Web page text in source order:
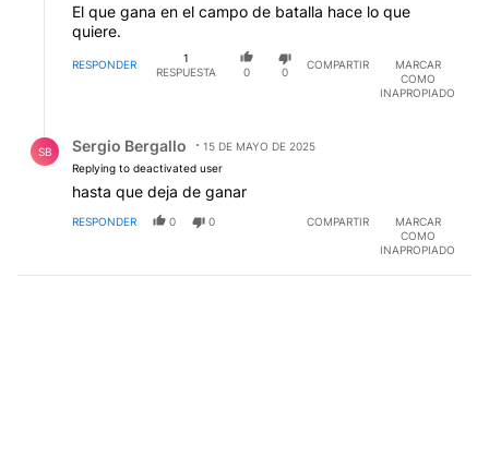
El que gana en el campo de batalla hace lo que
quiere.
RESPONDER
1
RESPUESTA
0 0
COMPARTIR
MARCAR
COMO
INAPROPIADO
SB Sergio Bergallo
15 DE MAYO DE 2025
Replying to deactivated user
hasta que deja de ganar
RESPONDER 0 0 COMPARTIR
MARCAR
COMO
INAPROPIADO